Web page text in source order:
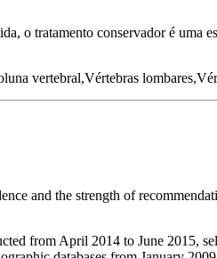
o tratamento conservador é uma
vertebral,Vértebras
and the strength of
from April 2014 to June 2015,